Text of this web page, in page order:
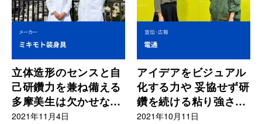
立体造形のセンスと自
己研鑽力を兼ね備える
多摩美生は欠かせない
存在
2021年11月4日
アイデアをビジュアル
化する力や 妥協せず研
鑽を続ける粘り強さ
は、多摩美生の強み
2021年10月11日